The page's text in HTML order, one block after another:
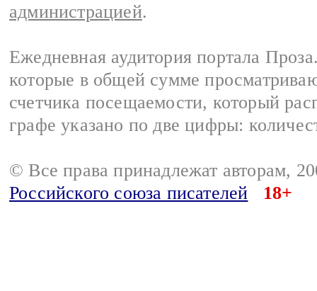
администрацией.
Ежедневная аудитория портала
которые в общей сумме
счетчика посещаемости, который
графе указано по две цифры:
© Все права принадлежат авторам,
Российского союза писателей
18+